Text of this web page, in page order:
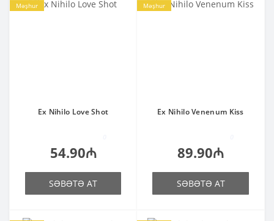
Məşhur
Ex Nihilo Love Shot
54.90₼
SƏBƏTƏ AT
Məşhur
Ex Nihilo Venenum Kiss
89.90₼
SƏBƏTƏ AT